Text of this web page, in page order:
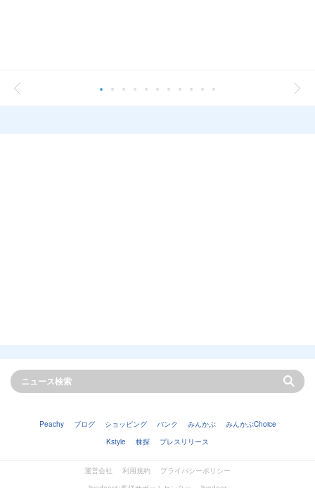
Peachy ブログ ショッピング バンク みんかぶ
みんかぶChoice
Kstyle
株探 プレスリリース
運営会社 利用規約
プライバシーポリシー